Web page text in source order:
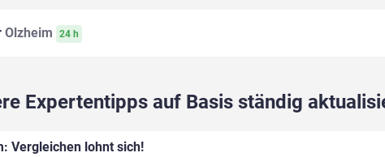
Olzheim 24 h
Expertentipps auf Basis ständig
Vergleichen lohnt sich!